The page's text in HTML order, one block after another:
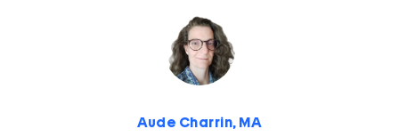
Aude Charrin, MA